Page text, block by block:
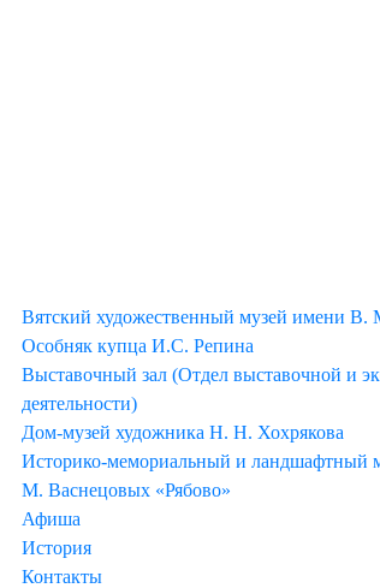
Вятский художественный музей имени
Особняк купца И.С. Репина
Выставочный зал (Отдел выставочной и
деятельности)
Дом-музей художника Н. Н. Хохрякова
Историко-мемориальный и ландшафтный
М. Васнецовых «Рябово»
Афиша
История
Контакты